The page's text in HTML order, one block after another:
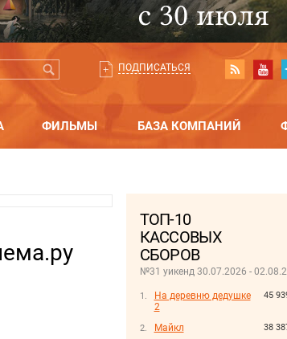
ПОДПИСАТЬСЯ
ФИЛЬМЫ БАЗА КОМПАНИЙ
ТОП-10
КАССОВЫХ
СБОРОВ
№31 уикенд 30.07.2026 -
45
На деревню дедушке
2
38
Майкл